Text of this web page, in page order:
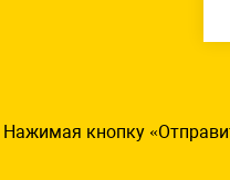
Нажимая кнопку